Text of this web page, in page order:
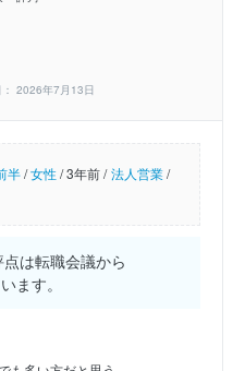
2026年7月13日
半/女性/3年前 / 法人営業/
は転職会議から
ます。